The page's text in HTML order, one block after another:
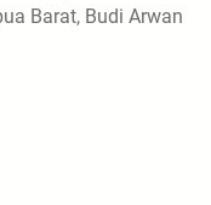
Barat, Budi Arwan